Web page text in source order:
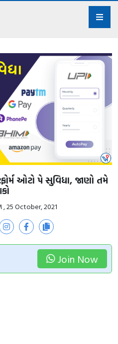
ઓટો પે સુવિધા, જાણો તમે
, 25 October, 2021
Join Now